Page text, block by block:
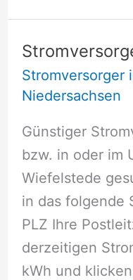
Stromversorger
Niedersachsen
Günstiger
bzw. in oder im
Wiefelstede
in das folgende
PLZ Ihre
derzeitigen
kWh und